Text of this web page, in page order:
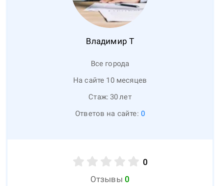
Владимир Т
Все города
На сайте 10 месяцев
Стаж: 30лет
Ответов на сайте: 0
0
Отзывы 0